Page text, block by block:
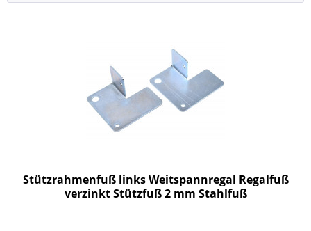
Stützrahmenfuß links Weitspannregal Regalfuß
verzinkt Stützfuß 2 mm Stahlfuß